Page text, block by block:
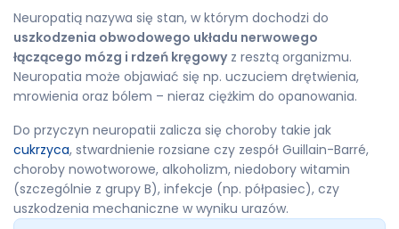
Neuropatią nazywa się stan, w którym dochodzi do
uszkodzenia obwodowego układu nerwowego
łączącego mózg i rdzeń kręgowyz resztą organizmu.
Neuropatia może objawiać się np. uczuciem drętwienia,
mrowienia oraz bólem – nieraz ciężkim do opanowania.
Do przyczyn neuropatii zalicza się choroby takie jak
cukrzyca, stwardnienie rozsiane czy zespół Guillain-Barré,
choroby nowotworowe, alkoholizm, niedobory witamin
(szczególnie z grupy B), infekcje (np. półpasiec), czy
uszkodzenia mechaniczne w wyniku urazów.